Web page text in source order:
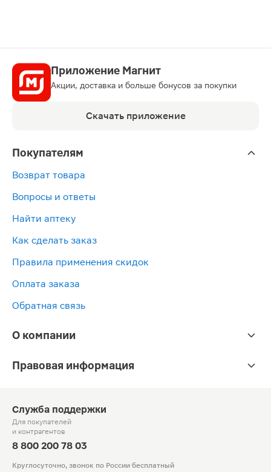
Приложение Магнит
Акции, доставка и больше бонусов за покупки
Скачать приложение
Покупателям
Возврат товара
Вопросы и ответы
Найти аптеку
Как сделать заказ
Правила применения скидок
Оплата заказа
Обратная связь
О компании
Правовая информация
Служба поддержки
Для покупателей
и контрагентов
8 800 200 78 03
Круглосуточно, звонок по России бесплатный